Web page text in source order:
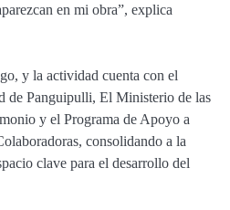
en mi obra”, explica
y la actividad cuenta con el
de Panguipulli, El Ministerio de las
y el Programa de Apoyo a
consolidando a la
clave para el desarrollo del